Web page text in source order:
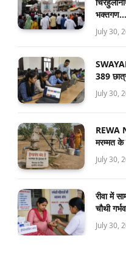
भक्तगण…
July 30,
389
July 30,
REWA
मरम्मत
July 30,
रीवा में
चौथी
July 30,